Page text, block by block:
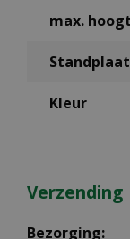
max.
Kleur
Verzending
Bezorging: